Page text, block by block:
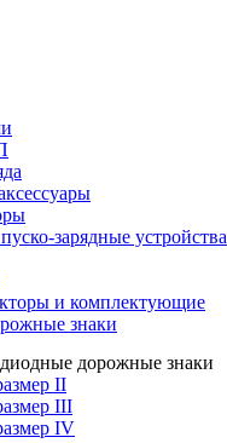
зарядные устройства
и комплектующие
знаки
дорожные знаки
II
III
IV